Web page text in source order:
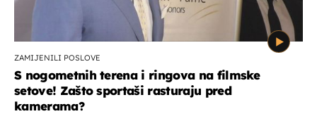
ZAMIJENILI POSLOVE
S nogometnih terena i ringova na filmske
setove! Zašto sportaši rasturaju pred
kamerama?